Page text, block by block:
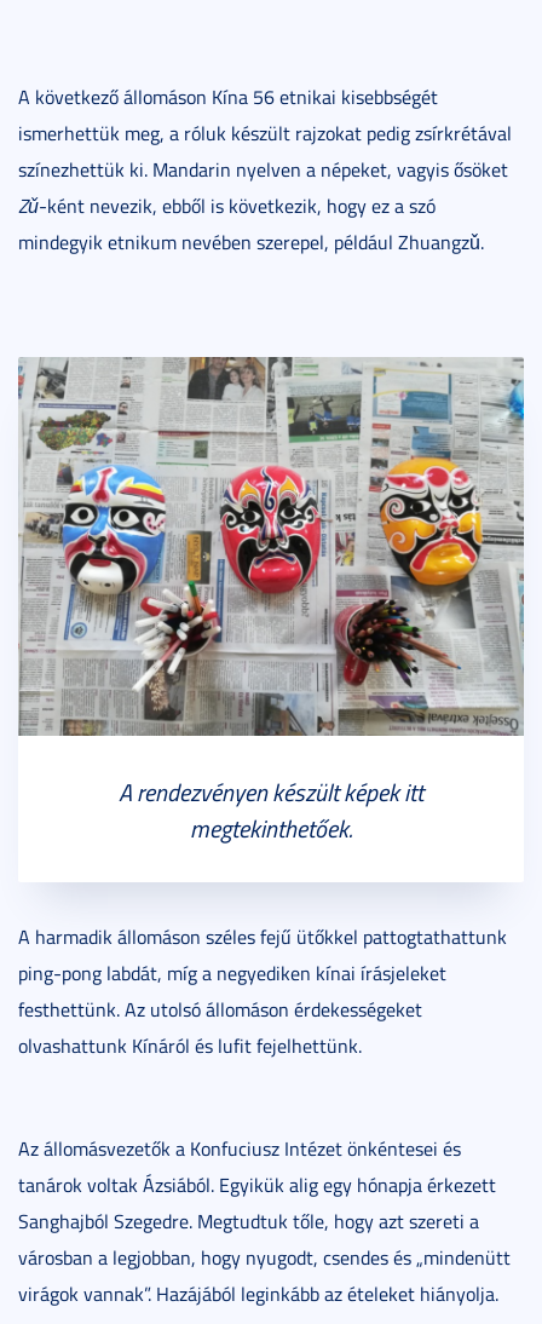
A következő állomáson Kína 56 etnikai kisebbségét
ismerhettük meg, a róluk készült rajzokat pedig zsírkrétával
színezhettük ki. Mandarin nyelven a népeket, vagyis ősöket
Zǔ-ként nevezik, ebből is következik, hogy ez a szó
mindegyik etnikum nevében szerepel, például Zhuangzǔ.
A rendezvényen készült képek itt
megtekinthetőek.
A harmadik állomáson széles fejű ütőkkel pattogtathattunk
ping-pong labdát, míg a negyediken kínai írásjeleket
festhettünk. Az utolsó állomáson érdekességeket
olvashattunk Kínáról és lufit fejelhettünk.
Az állomásvezetők a Konfuciusz Intézet önkéntesei és
tanárok voltak Ázsiából. Egyikük alig egy hónapja érkezett
Sanghajból Szegedre. Megtudtuk tőle, hogy azt szereti a
városban a legjobban, hogy nyugodt, csendes és „mindenütt
virágok vannak”. Hazájából leginkább az ételeket hiányolja.